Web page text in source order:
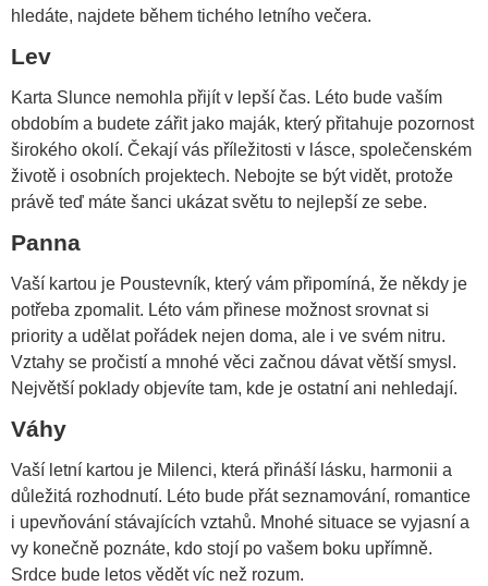
hledáte, najdete během tichého letního večera.
Lev
Karta Slunce nemohla přijít v lepší čas. Léto bude vaším
obdobím a budete zářit jako maják, který přitahuje pozornost
širokého okolí. Čekají vás příležitosti v lásce, společenském
životě i osobních projektech. Nebojte se být vidět, protože
právě teď máte šanci ukázat světu to nejlepší ze sebe.
Panna
Vaší kartou je Poustevník, který vám připomíná, že někdy je
potřeba zpomalit. Léto vám přinese možnost srovnat si
priority a udělat pořádek nejen doma, ale i ve svém nitru.
Vztahy se pročistí a mnohé věci začnou dávat větší smysl.
Největší poklady objevíte tam, kde je ostatní ani nehledají.
Váhy
Vaší letní kartou je Milenci, která přináší lásku, harmonii a
důležitá rozhodnutí. Léto bude přát seznamování, romantice
i upevňování stávajících vztahů. Mnohé situace se vyjasní a
vy konečně poznáte, kdo stojí po vašem boku upřímně.
Srdce bude letos vědět víc než rozum.